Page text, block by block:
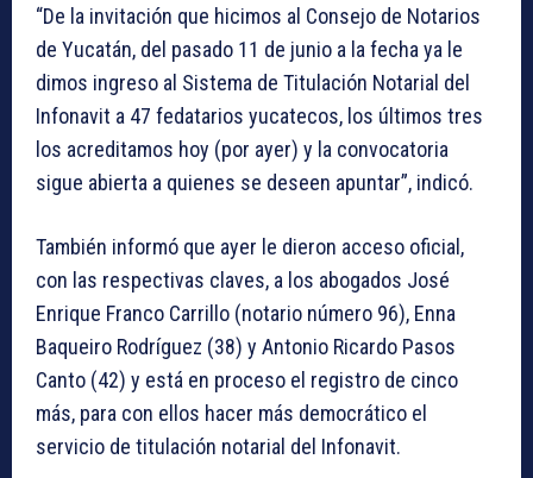
“De la invitación que hicimos al Consejo de Notarios
de Yucatán, del pasado 11 de junio a la fecha ya le
dimos ingreso al Sistema de Titulación Notarial del
Infonavit a 47 fedatarios yucatecos, los últimos tres
los acreditamos hoy (por ayer) y la convocatoria
sigue abierta a quienes se deseen apuntar”, indicó.
También informó que ayer le dieron acceso oficial,
con las respectivas claves, a los abogados José
Enrique Franco Carrillo (notario número 96), Enna
Baqueiro Rodríguez (38) y Antonio Ricardo Pasos
Canto (42) y está en proceso el registro de cinco
más, para con ellos hacer más democrático el
servicio de titulación notarial del Infonavit.